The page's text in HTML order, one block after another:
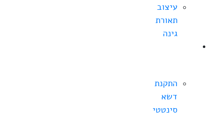
עיצוב
תאורת
גינה
התקנת
דשא
סינטטי